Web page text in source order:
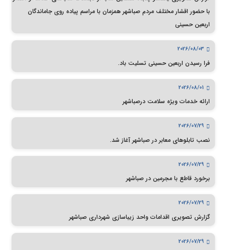
با حضور اقشار مختلف مردم صباشهر همزمان با مراسم پیاده روی جاماندگان
اربعین حسینی
2026/08/03
فرا رسیدن اربعین حسینی تسلیت باد.
2026/08/01
ارائه خدمات ویژه سلامت درصباشهر
2026/07/29
نصب تابلوهای معابر در صباشهر آغاز شد.
2026/07/29
برخورد قاطع با مجرمین در صباشهر
2026/07/29
گزارش تصویری اقدامات واحد زیباسازی شهرداری صباشهر
2026/07/29